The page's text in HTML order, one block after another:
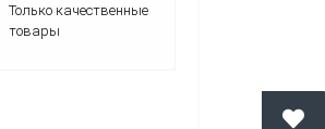
Только качественные
товары